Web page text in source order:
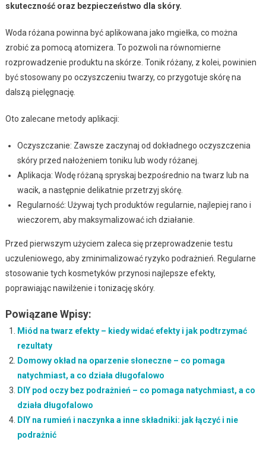
skuteczność oraz bezpieczeństwo dla skóry.
Woda różana powinna być aplikowana jako mgiełka, co można
zrobić za pomocą atomizera. To pozwoli na równomierne
rozprowadzenie produktu na skórze. Tonik różany, z kolei, powinien
być stosowany po oczyszczeniu twarzy, co przygotuje skórę na
dalszą pielęgnację.
Oto zalecane metody aplikacji:
Oczyszczanie: Zawsze zaczynaj od dokładnego oczyszczenia
skóry przed nałożeniem toniku lub wody różanej.
Aplikacja: Wodę różaną spryskaj bezpośrednio na twarz lub na
wacik, a następnie delikatnie przetrzyj skórę.
Regularność: Używaj tych produktów regularnie, najlepiej rano i
wieczorem, aby maksymalizować ich działanie.
Przed pierwszym użyciem zaleca się przeprowadzenie testu
uczuleniowego, aby zminimalizować ryzyko podrażnień. Regularne
stosowanie tych kosmetyków przynosi najlepsze efekty,
poprawiając nawilżenie i tonizację skóry.
Powiązane Wpisy:
Miód na twarz efekty – kiedy widać efekty i jak podtrzymać
rezultaty
Domowy okład na oparzenie słoneczne – co pomaga
natychmiast, a co działa długofalowo
DIY pod oczy bez podrażnień – co pomaga natychmiast, a co
działa długofalowo
DIY na rumień i naczynka a inne składniki: jak łączyć i nie
podrażnić